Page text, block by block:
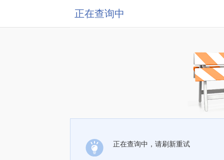
正在查询中
正在查询中，请刷新重试